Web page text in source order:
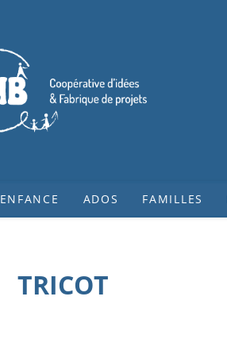
ENFANCE ADOS FAMILLES
TRICOT